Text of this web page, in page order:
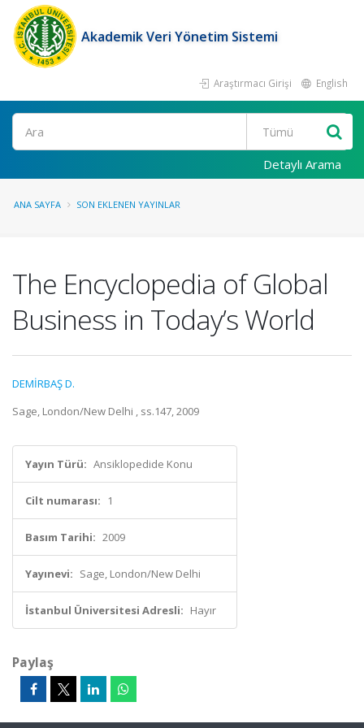
Akademik Veri Yönetim Sistemi
Araştırmacı Girişi English
Ara
Detaylı Arama
ANA SAYFA SON EKLENEN YAYINLAR
The Encyclopedia of Global
Business in Today’s World
DEMİRBAŞ D.
Sage, London/New Delhi , ss.147, 2009
Yayın Türü: Ansiklopedide Konu
Cilt numarası: 1
Basım Tarihi: 2009
Yayınevi: Sage, London/New Delhi
İstanbul Üniversitesi Adresli: Hayır
Paylaş